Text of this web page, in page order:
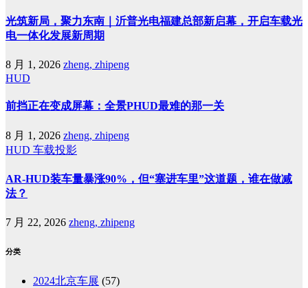
光筑新局，聚力东南｜沂普光电福建总部新启幕，开启车载光
电一体化发展新周期
8 月 1, 2026 zheng, zhipeng
HUD
前挡正在变成屏幕：全景PHUD最难的那一关
8 月 1, 2026 zheng, zhipeng
HUD 车载投影
AR-HUD装车量暴涨90%，但“塞进车里”这道题，谁在做减
法？
7 月 22, 2026 zheng, zhipeng
分类
2024北京车展 (57)